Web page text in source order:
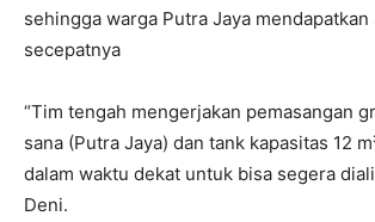
sehingga warga Putra Jaya
secepatnya
“Tim tengah mengerjakan pemasangan
sana (Putra Jaya) dan tank kapasitas 12
dalam waktu dekat untuk bisa segera
Deni.